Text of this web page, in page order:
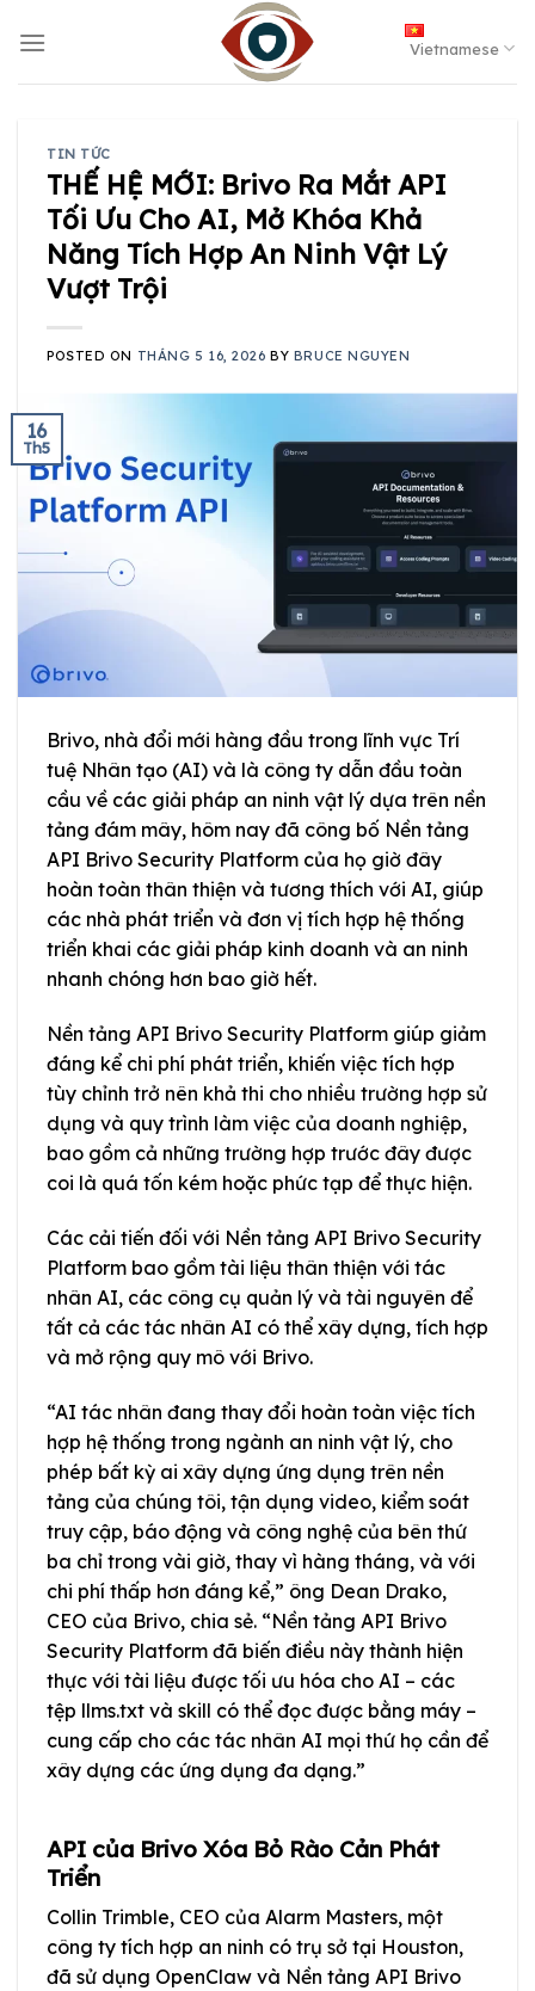
Vietnamese
TIN TỨC
THẾ HỆ MỚI: Brivo Ra Mắt API
Tối Ưu Cho AI, Mở Khóa Khả
Năng Tích Hợp An Ninh Vật Lý
Vượt Trội
POSTED ON THÁNG 5 16, 2026 BY BRUCE NGUYEN
16
Th5
Brivo, nhà đổi mới hàng đầu trong lĩnh vực Trí
tuệ Nhân tạo (AI) và là công ty dẫn đầu toàn
cầu về các giải pháp an ninh vật lý dựa trên nền
tảng đám mây, hôm nay đã công bố Nền tảng
API Brivo Security Platform của họ giờ đây
hoàn toàn thân thiện và tương thích với AI, giúp
các nhà phát triển và đơn vị tích hợp hệ thống
triển khai các giải pháp kinh doanh và an ninh
nhanh chóng hơn bao giờ hết.
Nền tảng API Brivo Security Platform giúp giảm
đáng kể chi phí phát triển, khiến việc tích hợp
tùy chỉnh trở nên khả thi cho nhiều trường hợp sử
dụng và quy trình làm việc của doanh nghiệp,
bao gồm cả những trường hợp trước đây được
coi là quá tốn kém hoặc phức tạp để thực hiện.
Các cải tiến đối với Nền tảng API Brivo Security
Platform bao gồm tài liệu thân thiện với tác
nhân AI, các công cụ quản lý và tài nguyên để
tất cả các tác nhân AI có thể xây dựng, tích hợp
và mở rộng quy mô với Brivo.
“AI tác nhân đang thay đổi hoàn toàn việc tích
hợp hệ thống trong ngành an ninh vật lý, cho
phép bất kỳ ai xây dựng ứng dụng trên nền
tảng của chúng tôi, tận dụng video, kiểm soát
truy cập, báo động và công nghệ của bên thứ
ba chỉ trong vài giờ, thay vì hàng tháng, và với
chi phí thấp hơn đáng kể,” ông Dean Drako,
CEO của Brivo, chia sẻ. “Nền tảng API Brivo
Security Platform đã biến điều này thành hiện
thực với tài liệu được tối ưu hóa cho AI – các
tệp llms.txt và skill có thể đọc được bằng máy –
cung cấp cho các tác nhân AI mọi thứ họ cần để
xây dựng các ứng dụng đa dạng.”
API của Brivo Xóa Bỏ Rào Cản Phát
Triển
Collin Trimble, CEO của Alarm Masters, một
công ty tích hợp an ninh có trụ sở tại Houston,
đã sử dụng OpenClaw và Nền tảng API Brivo